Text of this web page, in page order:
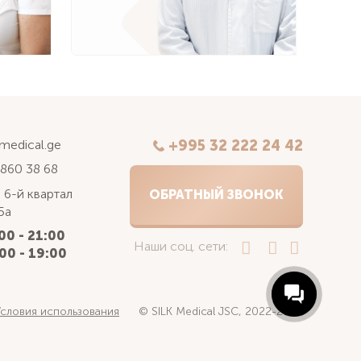
38 68
й квартал
- 21:00
- 19:00
+995 32 222 24 42
ОБРАТНЫЙ ЗВОНОК
Наши соц. сети:
использования © SILK Medical JSC, 2022-2025